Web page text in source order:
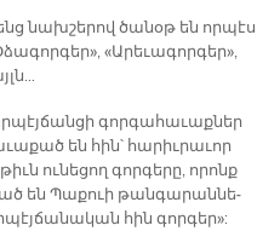
նախ­շե­րով ծա­նօթ են որ­պէս
«Ա­րե­ւա­գոր­գեր»,
գոր­գա­հա­ւաք­ներ
են հին՝ հա­րիւ­րա­ւոր
ու­նե­ցող գոր­գե­րը, ո­րոնք
են Պա­քուի թան­գա­րան­նե­
հին գոր­գեր»: